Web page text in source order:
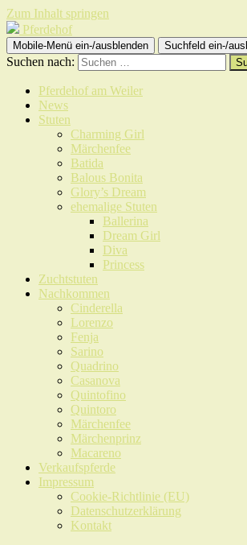
Zum Inhalt springen
Pferdehof
Mobile-Menü ein-/ausblenden Suchfeld ein-/
Suchen nach:
Pferdehof am Weiler
News
Stuten
Charming Girl
Märchenfee
Batida
Balous Bonita
Glory’s Dream
ehemalige Stuten
Ballerina
Dream Girl
Diva
Princess
Zuchtstuten
Nachkommen
Cinderella
Lorenzo
Fenja
Sarino
Quadrino
Casanova
Quintofino
Quintoro
Märchenfee
Märchenprinz
Macareno
Verkaufspferde
Impressum
Cookie-Richtlinie (EU)
Datenschutzerklärung
Kontakt